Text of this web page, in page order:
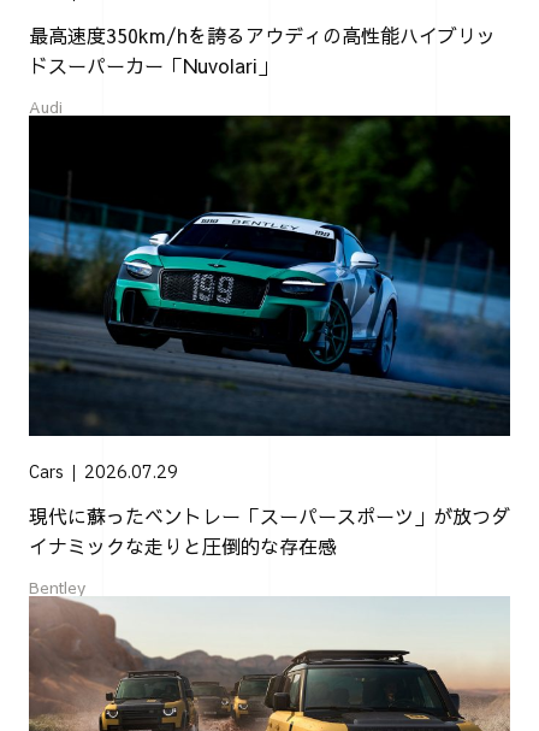
最高速度350km/hを誇るアウディの高性能ハイブリッ
ドスーパーカー「Nuvolari」
Audi
Cars 2026.07.29
現代に蘇ったベントレー「スーパースポーツ」が放つダ
イナミックな走りと圧倒的な存在感
Bentley